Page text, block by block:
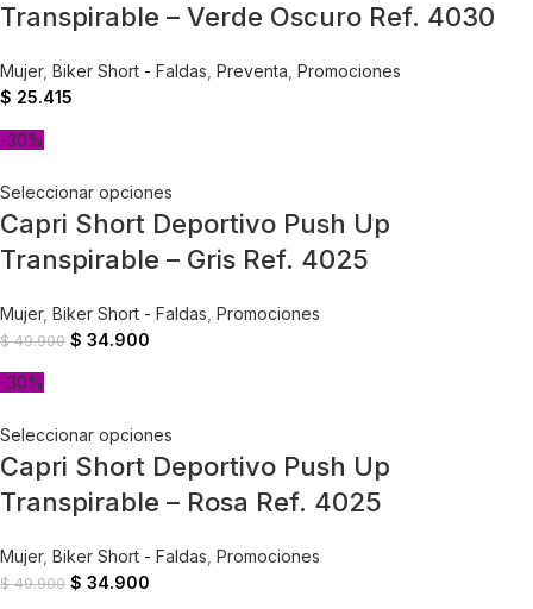
Transpirable – Verde Oscuro Ref. 4030
Mujer, Biker Short - Faldas Preventa Promociones
$ 25.415
-30%
Seleccionar opciones
Capri Short Deportivo Push Up
Transpirable – Gris Ref. 4025
Mujer, Biker Short - Faldas Promociones
$49.900 $ 34.900
-30%
Seleccionar opciones
Capri Short Deportivo Push Up
Transpirable – Rosa Ref. 4025
Mujer, Biker Short - Faldas Promociones
$49.900 $ 34.900